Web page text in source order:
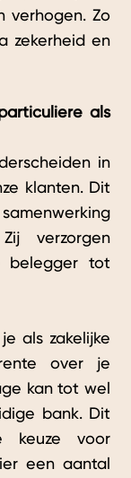
verhogen. Zo
zekerheid en
als
in
klanten. Dit
verzorgen
belegger tot
als zakelijke
over je
kan tot wel
bank. Dit
keuze voor
een aantal